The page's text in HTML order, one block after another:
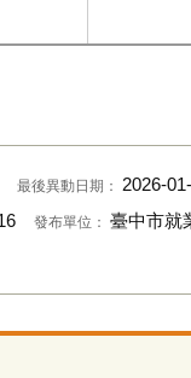
最後異動日期： 2026-
發布單位： 臺中市就